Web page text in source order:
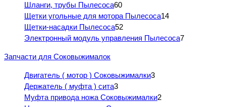
Шланги, трубы Пылесоса60
Щетки угольные для мотора Пылесоса14
Щетки-насадки Пылесоса52
Электронный модуль управления Пылесоса7
Запчасти для Соковыжималок
Двигатель ( мотор ) Соковыжималки3
Держатель ( муфта ) сита3
Муфта привода ножа Соковыжималки2